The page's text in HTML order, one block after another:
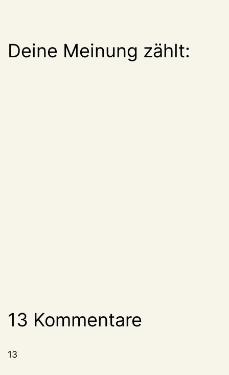
Deine Meinung zählt:
13 Kommentare
13